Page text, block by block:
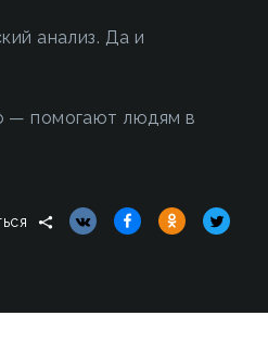
анализ. Да и
— помогают людям в